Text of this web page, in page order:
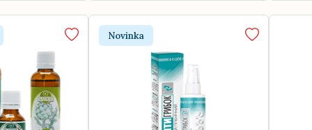
Novinka